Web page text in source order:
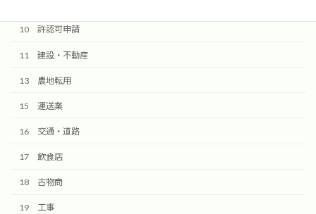
10 許認可申請
11 建設・不動産
13 農地転用
15 運送業
16 交通・道路
17 飲食店
18 古物商
19 工事